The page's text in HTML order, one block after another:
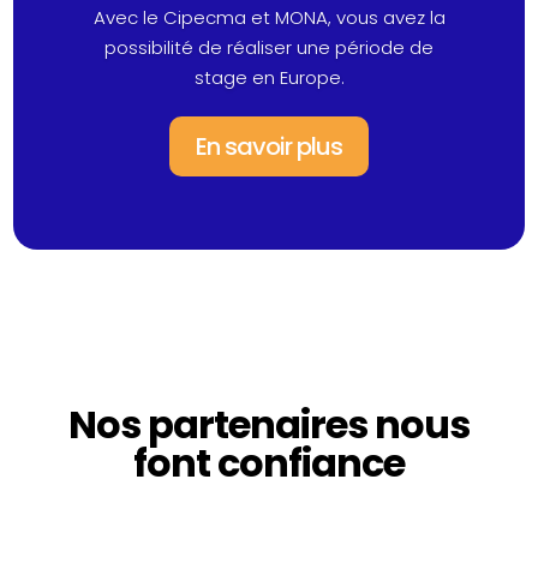
Avec le Cipecma et MONA, vous avez la
possibilité de réaliser une période de
stage en Europe.
En savoir plus
Nos partenaires nous
font confiance